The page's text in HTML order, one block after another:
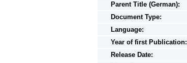
Parent Title (German):
Document Type:
Language:
Year of first Publication:
Release Date: